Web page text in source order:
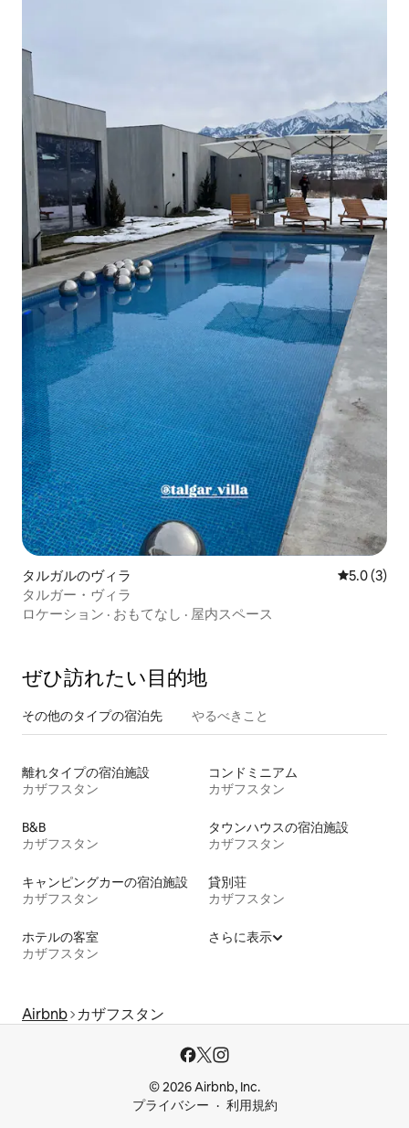
タルガルのヴィラ レビュー3
5.0 (3)
タルガー・ヴィラ
ロケーション · おもてなし · 屋内スペース
ぜひ訪⁠れ⁠た⁠い目⁠的⁠地
その他のタ⁠イ⁠プ⁠の宿⁠泊⁠先 やるべきこと
離れタイプの宿泊施設
カザフスタン
コンドミニアム
カザフスタン
B&B
カザフスタン
タウンハウスの宿泊施設
カザフスタン
キャンピングカーの宿泊施設
カザフスタン
貸別荘
カザフスタン
ホテルの客室
カザフスタン
さらに表示
Airbnb カザフスタン
© 2026 Airbnb, Inc.
プライバシー
利用規約